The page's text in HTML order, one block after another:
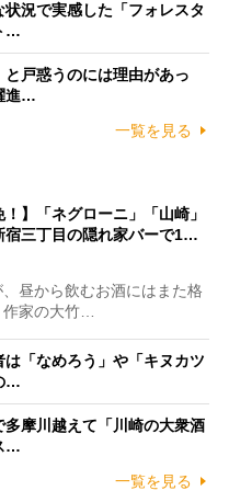
状況で実感した「フォレスタ
…
戸惑うのには理由があっ
進…
一覧を見る
！】「ネグローニ」「山崎」
宿三丁目の隠れ家バーで1…
昼から飲むお酒にはまた格
家の大竹…
は「なめろう」や「キヌカツ
…
多摩川越えて「川崎の大衆酒
…
一覧を見る